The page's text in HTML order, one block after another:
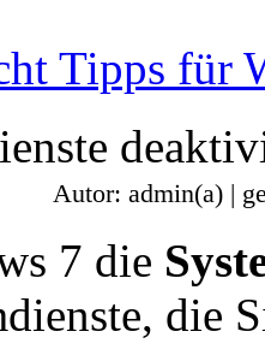
Tipps für
Autor: admin(a) |
7 die
die